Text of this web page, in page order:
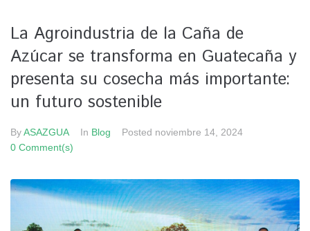
La Agroindustria de la Caña de
Azúcar se transforma en Guatecaña y
presenta su cosecha más importante:
un futuro sostenible
ByASAZGUA In Blog Posted noviembre 14, 2024
0 Comment(s)